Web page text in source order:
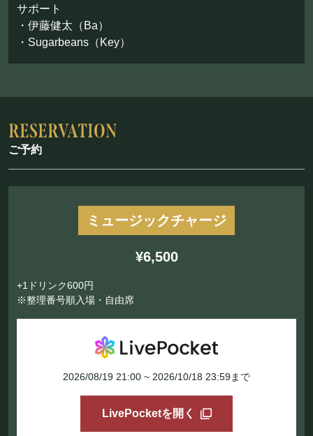
サポート
・伊藤健太（Ba）
・Sugarbeans（Key）
ご予約
ミュージックチャージ
¥6,500
+1ドリンク600円
※整理番号順入場・自由席
2026/08/19 21:00 ~ 2026/10/18 23:59まで
LivePocketを開く